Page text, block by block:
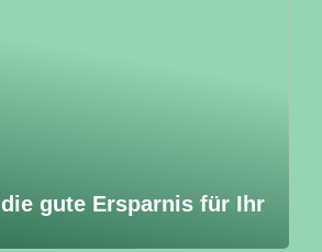
gute Ersparnis für Ihr